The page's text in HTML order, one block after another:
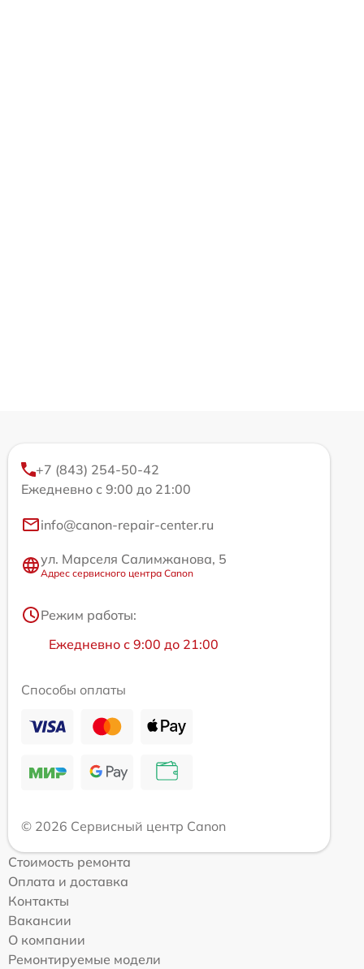
+7 (843) 254-50-42
Ежедневно с 9:00 до 21:00
info@canon-repair-center.ru
ул. Марселя Салимжанова, 5
Адрес сервисного центра Canon
Режим работы:
Ежедневно с 9:00 до 21:00
Способы оплаты
© 2026 Сервисный центр Canon
Стоимость ремонта
Оплата и доставка
Контакты
Вакансии
О компании
Ремонтируемые модели